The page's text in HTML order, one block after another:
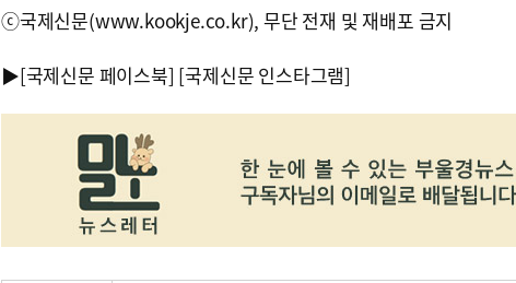
ⓒ국제신문(www.kookje.co.kr), 무단 전재 및 재배포 금지
▶[국제신문 페이스북] [국제신문 인스타그램]